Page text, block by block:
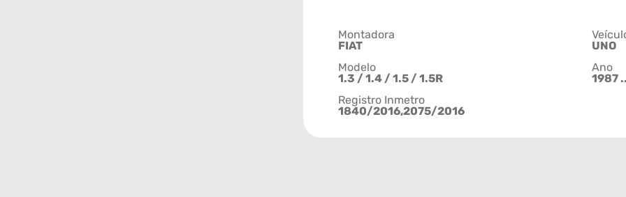
Montadora
FIAT
UNO
Modelo
1.3 / 1.4 / 1.5 / 1.5R
Ano
1987
Registro Inmetro
1840/2016,2075/2016